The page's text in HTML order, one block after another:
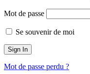
Mot de passe
Se souvenir de moi
Mot de passe perdu ?